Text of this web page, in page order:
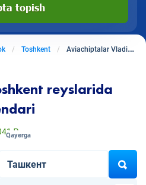
topish
Toshkent Aviachiptalar Vladivostokdan Toshkentga
reyslarida
₽
Qayerga